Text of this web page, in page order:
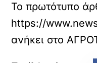
Το πρωτότυπο
https://
ανήκει στο